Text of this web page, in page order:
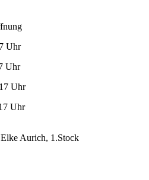
Uhr
Uhr
Uhr
Uhr
Aurich, 1.Stock